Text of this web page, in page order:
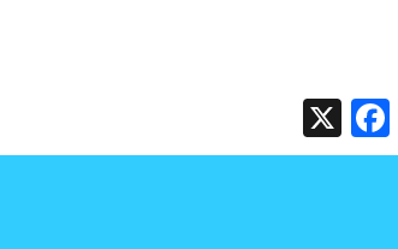
X